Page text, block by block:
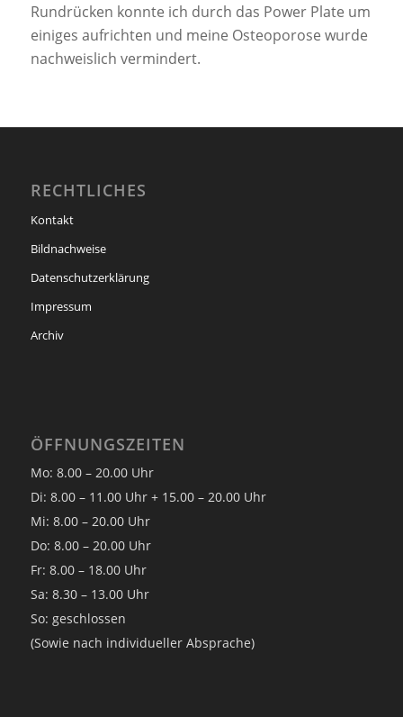
Rundrücken konnte ich durch das Power Plate um
einiges aufrichten und meine Osteoporose wurde
nachweislich vermindert.
RECHTLICHES
Kontakt
Bildnachweise
Datenschutzerklärung
Impressum
Archiv
ÖFFNUNGSZEITEN
Mo: 8.00 – 20.00 Uhr
Di: 8.00 – 11.00 Uhr + 15.00 – 20.00 Uhr
Mi: 8.00 – 20.00 Uhr
Do: 8.00 – 20.00 Uhr
Fr: 8.00 – 18.00 Uhr
Sa: 8.30 – 13.00 Uhr
So: geschlossen
(Sowie nach individueller Absprache)